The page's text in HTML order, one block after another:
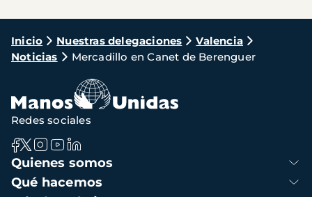
Ruta
de
navegación
Inicio Nuestras delegaciones
Valencia
Noticias
Mercadillo en Canet de Berenguer
Navegación
principal
Quienes somos
Qué hacemos
Redes sociales